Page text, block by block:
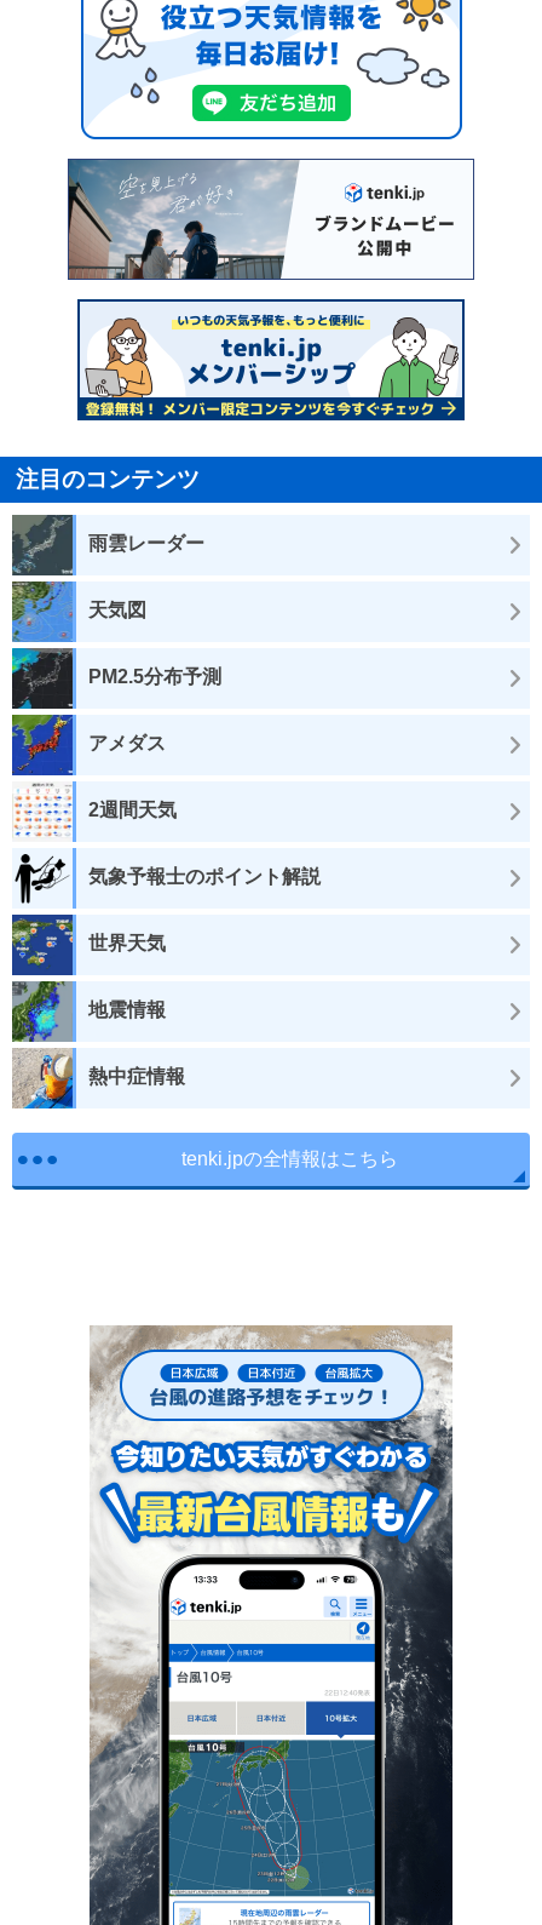
注目のコンテンツ
雨雲レーダー
天気図
PM2.5分布予測
アメダス
2週間天気
気象予報士のポイント解説
世界天気
地震情報
熱中症情報
tenki.jpの全情報はこちら